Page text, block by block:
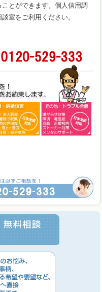
とができます。個人信用調
室をご利用ください。